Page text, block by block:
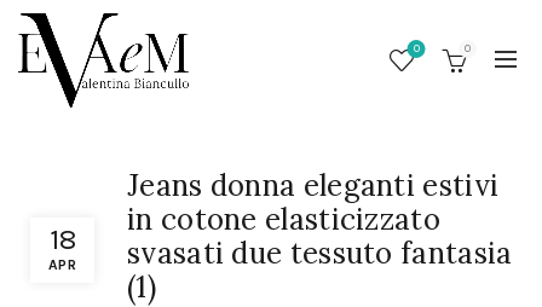
0 0
18
APR
Jeans donna eleganti estivi
in cotone elasticizzato
svasati due tessuto fantasia
(1)